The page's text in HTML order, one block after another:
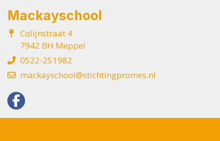
Mackayschool
Colijnstraat 4
7942 BH Meppel
0522-251982
mackayschool@stichtingpromes.nl